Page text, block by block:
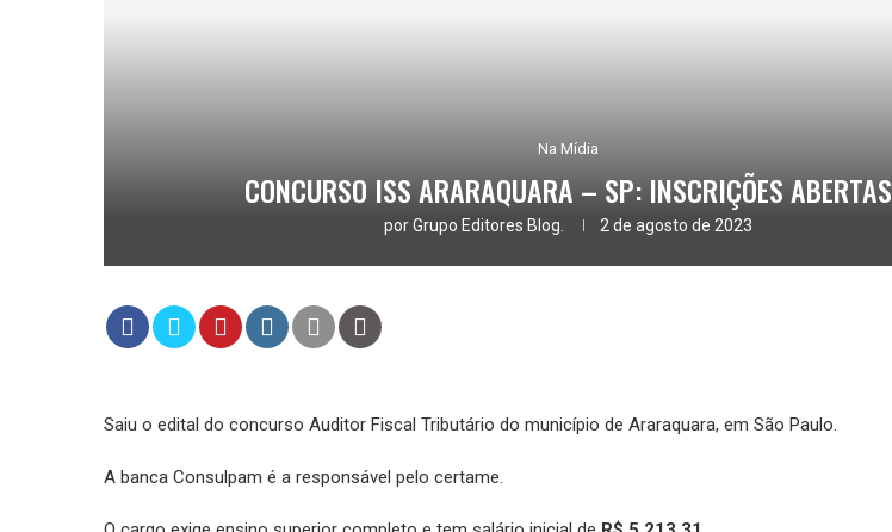
Na Mídia
CONCURSO ISS ARARAQUARA – SP: INSCRIÇÕES ABERTAS
porGrupo Editores Blog. 2 de agosto de 2023
Saiu o edital do concurso Auditor Fiscal Tributário do município de Araraquara, em São Paulo.
A banca Consulpam é a responsável pelo certame.